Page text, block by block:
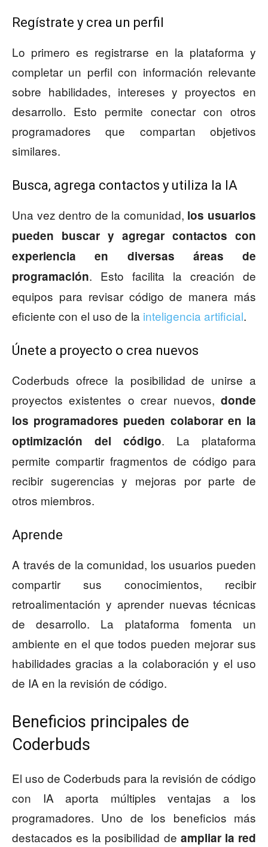
Regístrate y crea un perfil
Lo primero es registrarse en la plataforma y
completar un perfil con información relevante
sobre habilidades, intereses y proyectos en
desarrollo. Esto permite conectar con otros
programadores que compartan objetivos
similares.
Busca, agrega contactos y utiliza la IA
Una vez dentro de la comunidad, los usuarios
pueden buscar y agregar contactos con
experiencia en diversas áreas de
programación. Esto facilita la creación de
equipos para revisar código de manera más
eficiente con el uso de la inteligencia artificial.
Únete a proyecto o crea nuevos
Coderbuds ofrece la posibilidad de unirse a
proyectos existentes o crear nuevos, donde
los programadores pueden colaborar en la
optimización del código. La plataforma
permite compartir fragmentos de código para
recibir sugerencias y mejoras por parte de
otros miembros.
Aprende
A través de la comunidad, los usuarios pueden
compartir sus conocimientos, recibir
retroalimentación y aprender nuevas técnicas
de desarrollo. La plataforma fomenta un
ambiente en el que todos pueden mejorar sus
habilidades gracias a la colaboración y el uso
de IA en la revisión de código.
Beneficios principales de
Coderbuds
El uso de Coderbuds para la revisión de código
con IA aporta múltiples ventajas a los
programadores. Uno de los beneficios más
destacados es la posibilidad de ampliar la red